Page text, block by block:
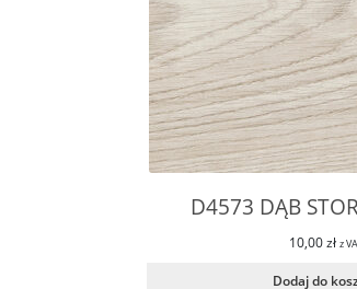
D4573 DĄB
10,00zł z
Dodaj do